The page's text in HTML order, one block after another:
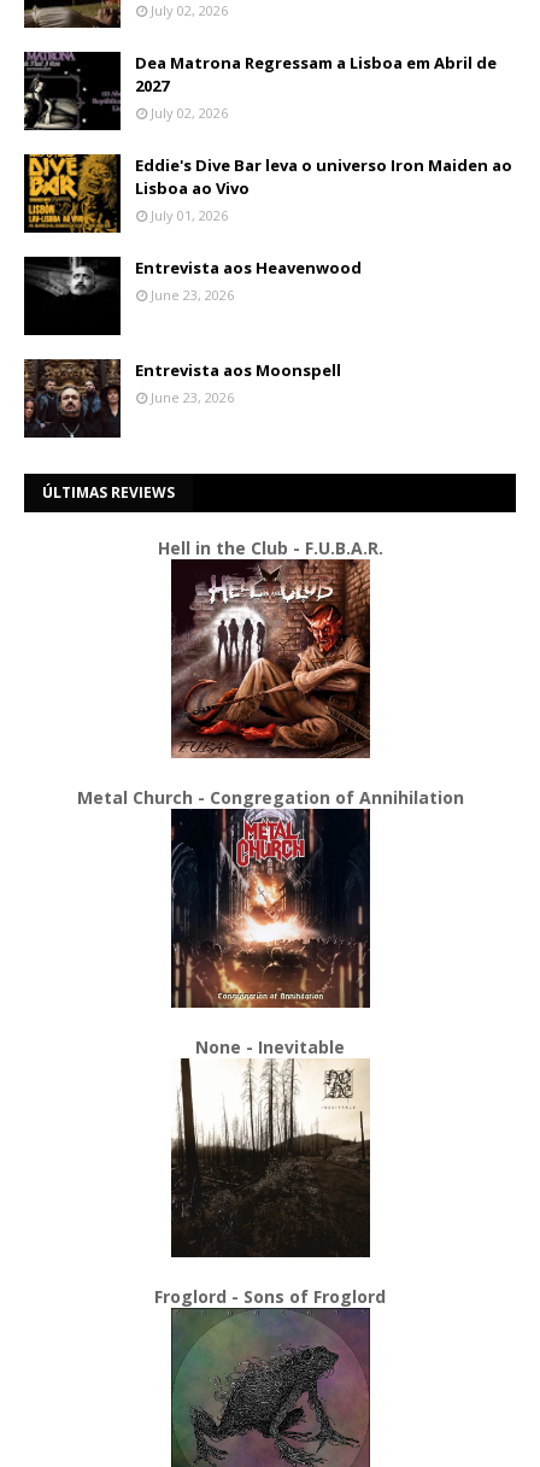
July 02, 2026
Dea Matrona Regressam a Lisboa em Abril de
2027
July 02, 2026
Eddie's Dive Bar leva o universo Iron Maiden ao
Lisboa ao Vivo
July 01, 2026
Entrevista aos Heavenwood
June 23, 2026
Entrevista aos Moonspell
June 23, 2026
ÚLTIMAS REVIEWS
Hell in the Club - F.U.B.A.R.
Metal Church - Congregation of Annihilation
None - Inevitable
Froglord - Sons of Froglord